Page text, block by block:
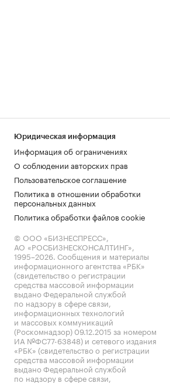
Юридическая информация
Информация об ограничениях
О соблюдении авторских прав
Пользовательское соглашение
Политика в отношении обработки
персональных данных
Политика обработки файлов cookie
© ООО «БИЗНЕСПРЕСС»,
АО «РОСБИЗНЕСКОНСАЛТИНГ»,
1995–2026. Сообщения и материалы
информационного агентства «РБК»
(свидетельство о регистрации
средства массовой информации
выдано Федеральной службой
по надзору в сфере связи,
информационных технологий
и массовых коммуникаций
(Роскомнадзор) 09.12.2015 за номером
ИА №ФС77-63848) и сетевого издания
«РБК» (свидетельство о регистрации
средства массовой информации
выдано Федеральной службой
по надзору в сфере связи,